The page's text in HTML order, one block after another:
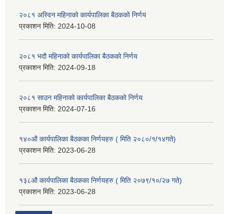
२०८१ अस्विन महिनाको कार्यपालिका बैठकको निर्णय
प्रकाशन मिति: 2024-10-08
२०८१ भदौ महिनाको कार्यपालिका बैठकको निर्णय
प्रकाशन मिति: 2024-09-18
२०८१ साउन महिनाको कार्यपालिका बैठकको निर्णय
प्रकाशन मिति: 2024-07-16
१४०औ कार्यपालिका बैठकका निर्णयहरु ( मिति २०८०/१/१४गते)
प्रकाशन मिति: 2023-06-28
१३८औ कार्यपालिका बैठकका निर्णयहरु ( मिति २०७९/१०/२७ गते)
प्रकाशन मिति: 2023-06-28